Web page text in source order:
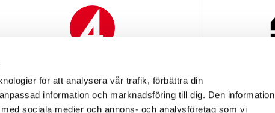
för att analysera vår trafik, förbättra din
information och marknadsföring till dig. Den information
sociala medier och annons- och analysföretag som vi